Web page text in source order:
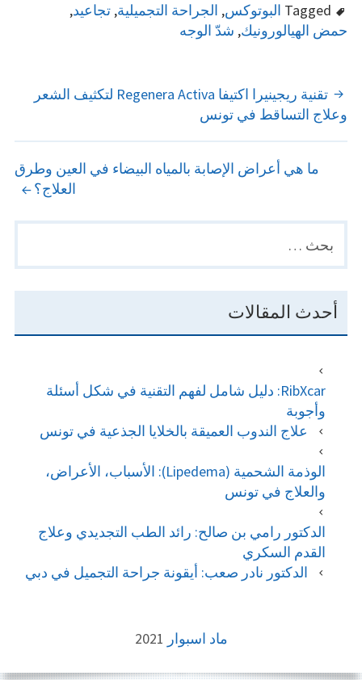
Tagged البوتوكس, الجراحة التجميلية, تجاعيد,
حمض الهيالورونيك, شدّ الوجه
POST
NAVIGATION
تقنية ريجينيرا اكتيفا Regenera Activa لتكثيف الشعر
وعلاج التساقط في تونس
ما هي أعراض الإصابة بالمياه البيضاء في العين وطرق
العلاج؟
SIDEBAR
البحث
عن:
أحدث المقالات
RibXcar: دليل شامل لفهم التقنية في شكل أسئلة
وأجوبة
علاج الندوب العميقة بالخلايا الجذعية في تونس
الوذمة الشحمية (Lipedema): الأسباب، الأعراض،
والعلاج في تونس
الدكتور رامي بن صالح: رائد الطب التجديدي وعلاج
القدم السكري
الدكتور نادر صعب: أيقونة جراحة التجميل في دبي
CONTENT
ماد اسبوار 2021